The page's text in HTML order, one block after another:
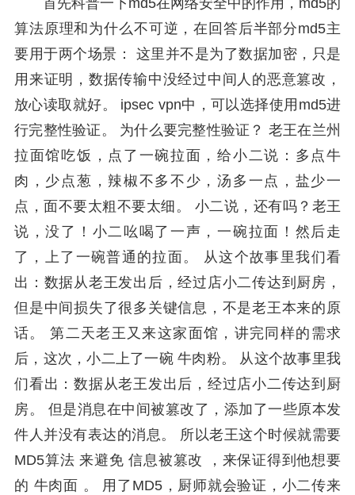
首先科普一下md5在网络安全中的作用，md5的
算法原理和为什么不可逆，在回答后半部分md5主
要用于两个场景： 这里并不是为了数据加密，只是
用来证明，数据传输中没经过中间人的恶意篡改，
放心读取就好。 ipsec vpn中，可以选择使用md5进
行完整性验证。 为什么要完整性验证？ 老王在兰州
拉面馆吃饭，点了一碗拉面，给小二说：多点牛
肉，少点葱，辣椒不多不少，汤多一点，盐少一
点，面不要太粗不要太细。 小二说，还有吗？老王
说，没了！小二吆喝了一声，一碗拉面！然后走
了，上了一碗普通的拉面。 从这个故事里我们看
出：数据从老王发出后，经过店小二传达到厨房，
但是中间损失了很多关键信息，不是老王本来的原
话。 第二天老王又来这家面馆，讲完同样的需求
后，这次，小二上了一碗 牛肉粉。 从这个故事里我
们看出：数据从老王发出后，经过店小二传达到厨
房。 但是消息在中间被篡改了，添加了一些原本发
件人并没有表达的消息。 所以老王这个时候就需要
MD5算法 来避免 信息被篡改 ，来保证得到他想要
的 牛肉面 。 用了MD5，厨师就会验证，小二传来